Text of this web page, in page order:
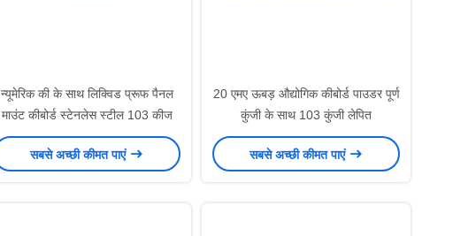
न्यूमेरिक की के साथ लिक्विड प्रूफ पैनल
माउंट कीबोर्ड स्टेनलेस स्टील 103 कीज
सबसे अच्छी कीमत पाएं
20 एमए ऊबड़ औद्योगिक कीबोर्ड पाउडर पूर्ण
कुंजी के साथ 103 कुंजी लेपित
सबसे अच्छी कीमत पाएं